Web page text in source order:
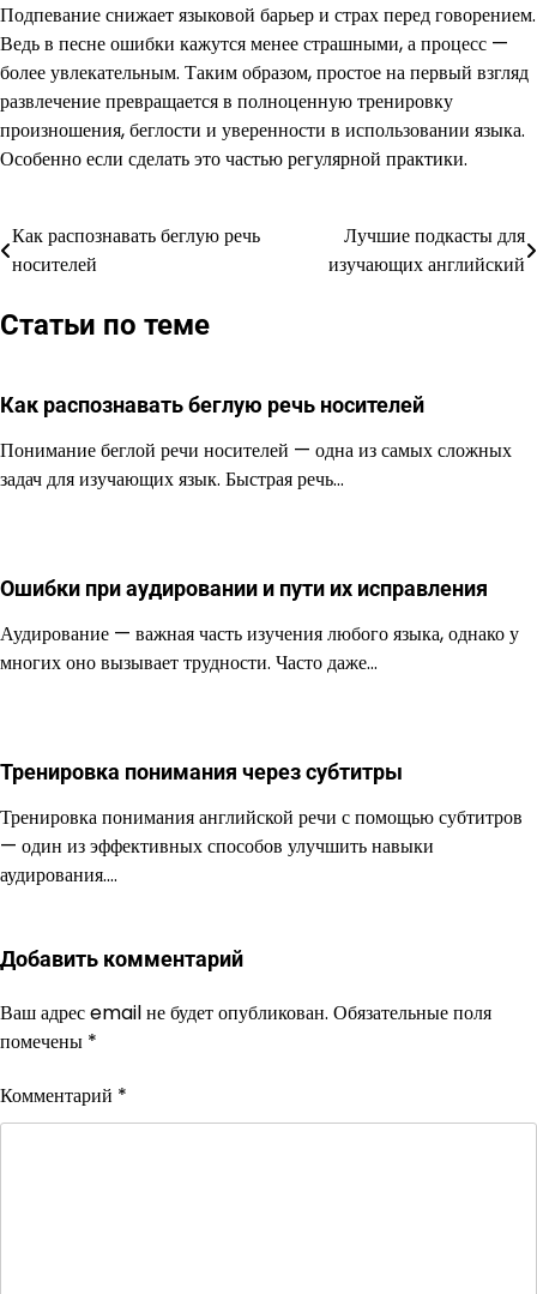
Подпевание снижает языковой барьер и страх перед говорением.
Ведь в песне ошибки кажутся менее страшными, а процесс —
более увлекательным. Таким образом, простое на первый взгляд
развлечение превращается в полноценную тренировку
произношения, беглости и уверенности в использовании языка.
Особенно если сделать это частью регулярной практики.
Навигация
записям
Как распознавать беглую речь
носителей
Лучшие подкасты для
изучающих английский
Статьи по теме
Как распознавать беглую речь носителей
Понимание беглой речи носителей — одна из самых сложных
задач для изучающих язык. Быстрая речь…
Ошибки при аудировании и пути их исправления
Аудирование — важная часть изучения любого языка, однако у
многих оно вызывает трудности. Часто даже…
Тренировка понимания через субтитры
Тренировка понимания английской речи с помощью субтитров
— один из эффективных способов улучшить навыки
аудирования.…
Добавить комментарий
Ваш адрес email не будет опубликован. Обязательные поля
помечены *
Комментарий *